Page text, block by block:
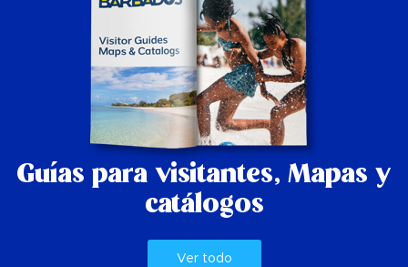
Guías para visitantes, Mapas y
catálogos
Ver todo